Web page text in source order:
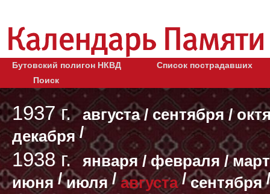
Бутовский полигон НКВД
Список пострадавших
Поиск
1937 г. августа/ сентября/
декабря/
1938 г. января/февраля /
июня /июля/августа/сентября